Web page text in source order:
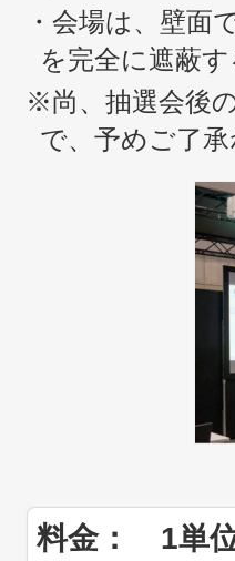
・会場は、壁面
を完全に遮蔽
※尚、抽選会後
で、予めご了承
料金： 1単